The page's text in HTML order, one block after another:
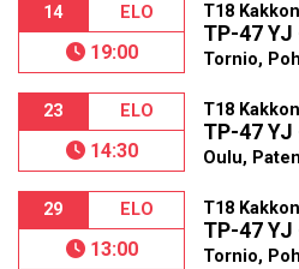
14 ELO
19:00
T18
TP-47 YJ
Tornio,
23 ELO
14:30
T18
TP-47 YJ
Oulu,
29 ELO
13:00
T18
TP-47 YJ
Tornio,